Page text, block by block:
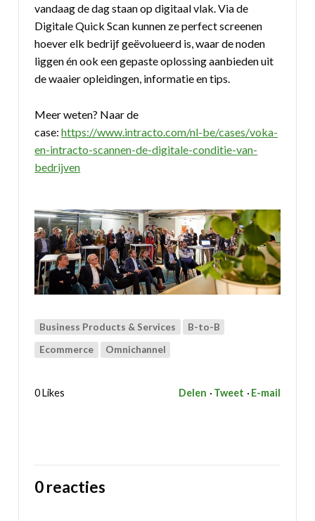
vandaag de dag staan op digitaal vlak. Via de
Digitale Quick Scan kunnen ze perfect screenen
hoever elk bedrijf geëvolueerd is, waar de noden
liggen én ook een gepaste oplossing aanbieden uit
de waaier opleidingen, informatie en tips.
Meer weten? Naar de
case:https://www.intracto.com/nl-be/cases/voka-
en-intracto-scannen-de-digitale-conditie-van-
bedrijven
Business Products & Services B-to-B
Ecommerce Omnichannel
0 Likes Delen Tweet E-mail
0 reacties